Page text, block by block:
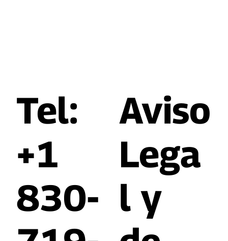
Tel:
+1
830-
​Aviso
Lega
l y